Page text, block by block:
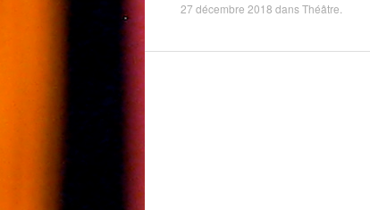
27 décembre 2018 dansThéâtre